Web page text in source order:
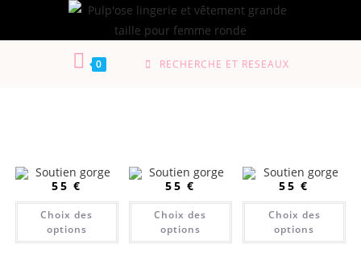
0 RECHERCHE ET RESEAUX
55€
Choix des
options
55€
Choix des
options
55€
Choix des
options